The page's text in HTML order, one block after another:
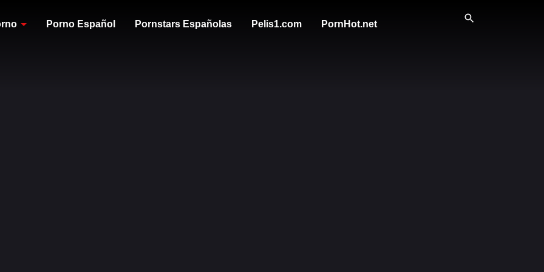
Porno Español Pornstars Españolas Pelis1.com PornHot.net